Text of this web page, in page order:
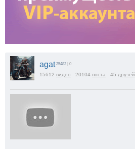
agat 25482 | 0
15612 видео 20104 поста 45 друзей